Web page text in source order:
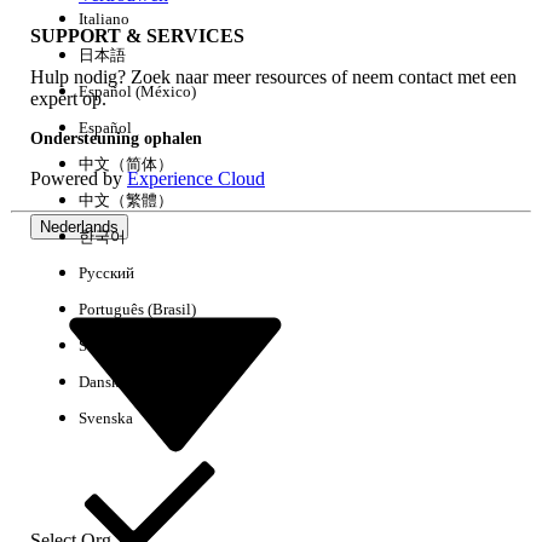
Alles wissen Gereed
Geen resultaten
Hier zijn enkele zoektips
Controleer de spelling van uw trefwoorden.
SUPPORT & SERVICES
Hulp nodig? Zoek naar meer resources of neem contact met een
expert op.
Ondersteuning ophalen
Powered byExperience Cloud
Nederlands
Italiano
日本語
Español (México)
Español
中文（简体）
中文（繁體）
한국어
Русский
Português (Brasil)
Suomi
Dansk
Svenska